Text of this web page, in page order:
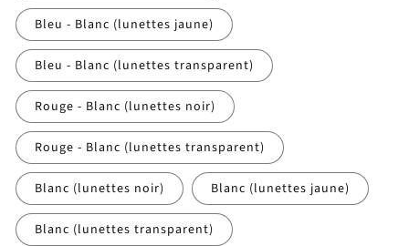
Bleu - Blanc (lunettes jaune)
Bleu - Blanc (lunettes transparent)
Rouge - Blanc (lunettes noir)
Rouge - Blanc (lunettes transparent)
Blanc (lunettes noir) Blanc (lunettes jaune)
Blanc (lunettes transparent)